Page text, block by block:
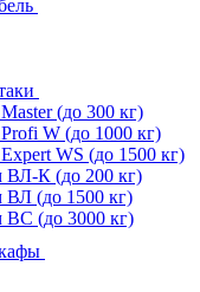
(до 300 кг)
W (до 1000 кг)
WS (до 1500 кг)
ВЛ-К (до 200 кг)
ВЛ (до 1500 кг)
ВС (до 3000 кг)